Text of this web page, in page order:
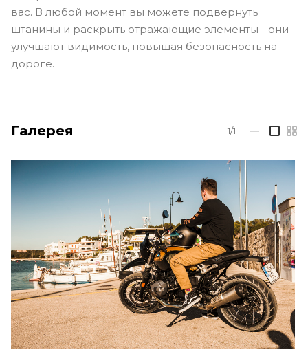
вас. В любой момент вы можете подвернуть
штанины и раскрыть отражающие элементы - они
улучшают видимость, повышая безопасность на
дороге.
Галерея 1/1 —